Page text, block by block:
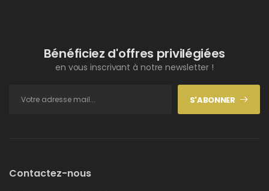
Bénéficiez d'offres privilégiées
en vous inscrivant à notre newsletter !
S'ABONNER
Contactez-nous